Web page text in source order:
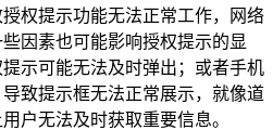
权提示功能无法正常工作，网络
因素也可能影响授权提示的显
示可能无法及时弹出；或者手机
致提示框无法正常展示，就像道
户无法及时获取重要信息。